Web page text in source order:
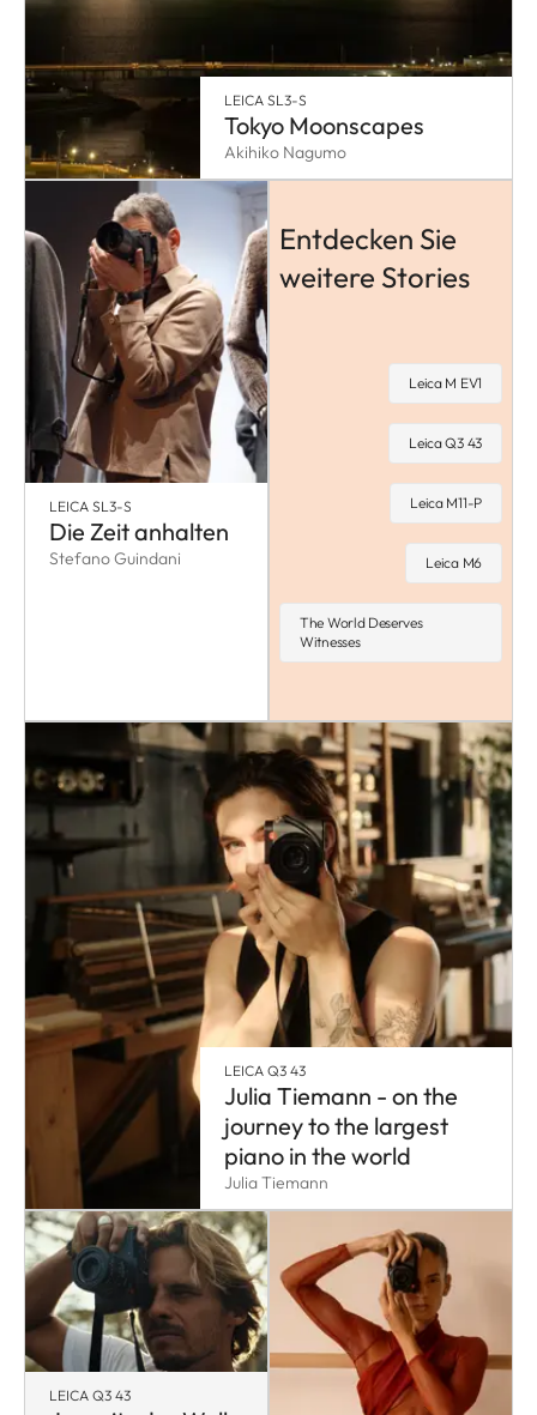
LEICA SL3-S
Tokyo Moonscapes
Akihiko Nagumo
LEICA SL3-S
Die Zeit anhalten
Stefano Guindani
Entdecken Sie
weitere Stories
Leica M EV1
Leica Q3 43
Leica M11-P
Leica M6
The World Deserves
Witnesses
LEICA Q3 43
Julia Tiemann - on the
journey to the largest
piano in the world
Julia Tiemann
LEICA Q3 43